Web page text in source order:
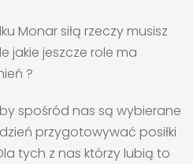
Monar siłą rzeczy musisz
jakie jeszcze role ma
?
spośród nas są wybierane
przygotowywać posiłki
tych z nas którzy lubią to